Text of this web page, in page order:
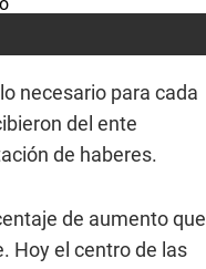
necesario para cada
del ente
de haberes.
de aumento que
Hoy el centro de las